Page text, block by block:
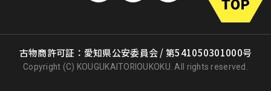
古物商許可証：愛知県公安委員会 / 第541050301000号
Copyright (C) KOUGUKAITORIOUKOKU. All rights reserved.